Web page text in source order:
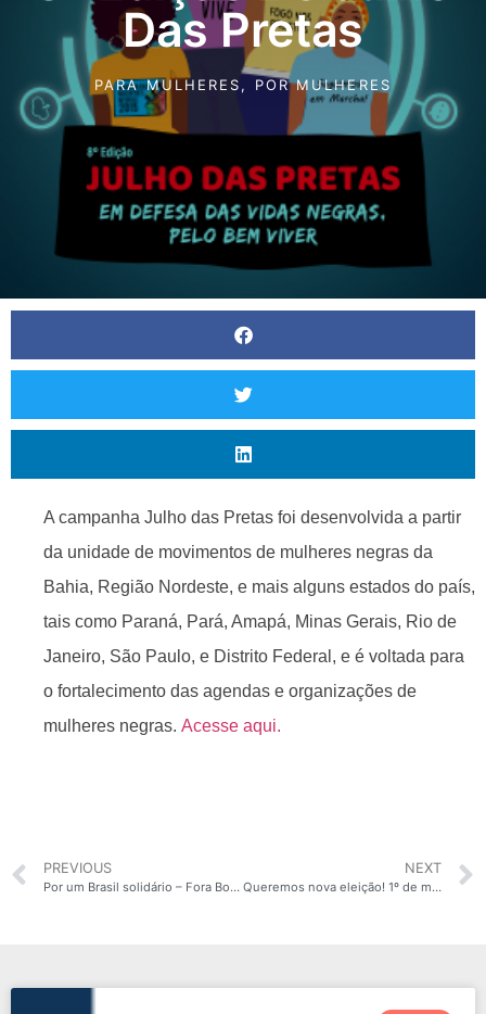
Das Pretas
PARA MULHERES, POR MULHERES
A campanha Julho das Pretas foi desenvolvida a partir
da unidade de movimentos de mulheres negras da
Bahia, Região Nordeste, e mais alguns estados do país,
tais como Paraná, Pará, Amapá, Minas Gerais, Rio de
Janeiro, São Paulo, e Distrito Federal, e é voltada para
o fortalecimento das agendas e organizações de
mulheres negras. Acesse aqui.
PREVIOUS
Por um Brasil solidário – Fora Bolsonaro
NEXT
Queremos nova eleição! 1º de maio de 2020 – Dia de luta de toda a classe que vive do trabalho – Articulação de Mulheres Brasileiras